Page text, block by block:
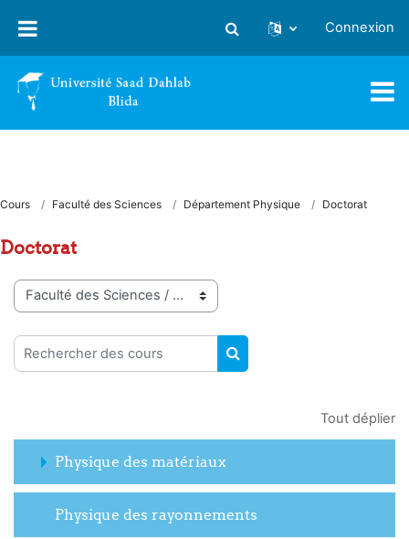
Activer/désactiver la saisie
Connexion
Cours Faculté des Sciences Département Physique Doctorat
Doctorat
Catégories de cours
Rechercher des cours
RECHERCHER DES
Tout déplier
Physique des matériaux
Physique des rayonnements